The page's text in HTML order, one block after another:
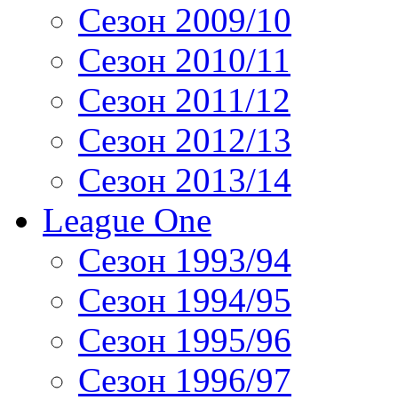
Сезон 2009/10
Сезон 2010/11
Сезон 2011/12
Сезон 2012/13
Сезон 2013/14
League One
Сезон 1993/94
Сезон 1994/95
Сезон 1995/96
Сезон 1996/97